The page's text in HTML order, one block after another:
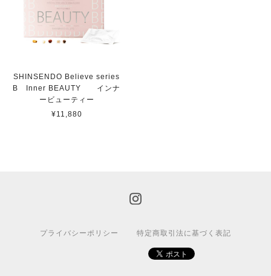
SHINSENDO Believe series
B Inner BEAUTY インナ
ービューティー
¥11,880
プライバシーポリシー 特定商取引法に基づく表記